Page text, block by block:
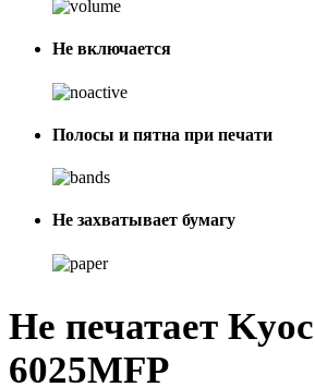
Не включается
Полосы и пятна при печати
Не захватывает бумагу
Не печатает
6025MFP